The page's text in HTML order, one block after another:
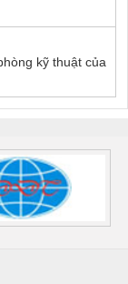
kỹ thuật của